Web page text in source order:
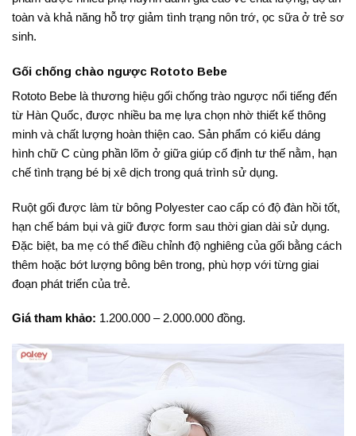
toàn và khả năng hỗ trợ giảm tình trạng nôn trớ, ọc sữa ở trẻ sơ
sinh.
Gối chống chào ngược Rototo Bebe
Rototo Bebe là thương hiệu gối chống trào ngược nổi tiếng đến
từ Hàn Quốc, được nhiều ba mẹ lựa chọn nhờ thiết kế thông
minh và chất lượng hoàn thiện cao. Sản phẩm có kiểu dáng
hình chữ C cùng phần lõm ở giữa giúp cố định tư thế nằm, hạn
chế tình trạng bé bị xê dịch trong quá trình sử dụng.
Ruột gối được làm từ bông Polyester cao cấp có độ đàn hồi tốt,
hạn chế bám bụi và giữ được form sau thời gian dài sử dụng.
Đặc biệt, ba mẹ có thể điều chỉnh độ nghiêng của gối bằng cách
thêm hoặc bớt lượng bông bên trong, phù hợp với từng giai
đoạn phát triển của trẻ.
Giá tham khảo: 1.200.000 – 2.000.000 đồng.